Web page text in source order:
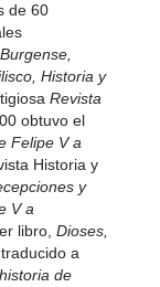
de 60
Historia y
Revista
obtuvo el
Felipe V a
Historia y
y
V a
libro, Dioses,
a
de